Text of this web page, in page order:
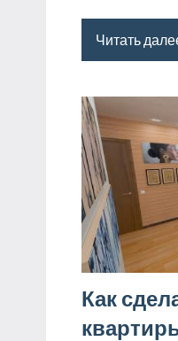
Читать
Как